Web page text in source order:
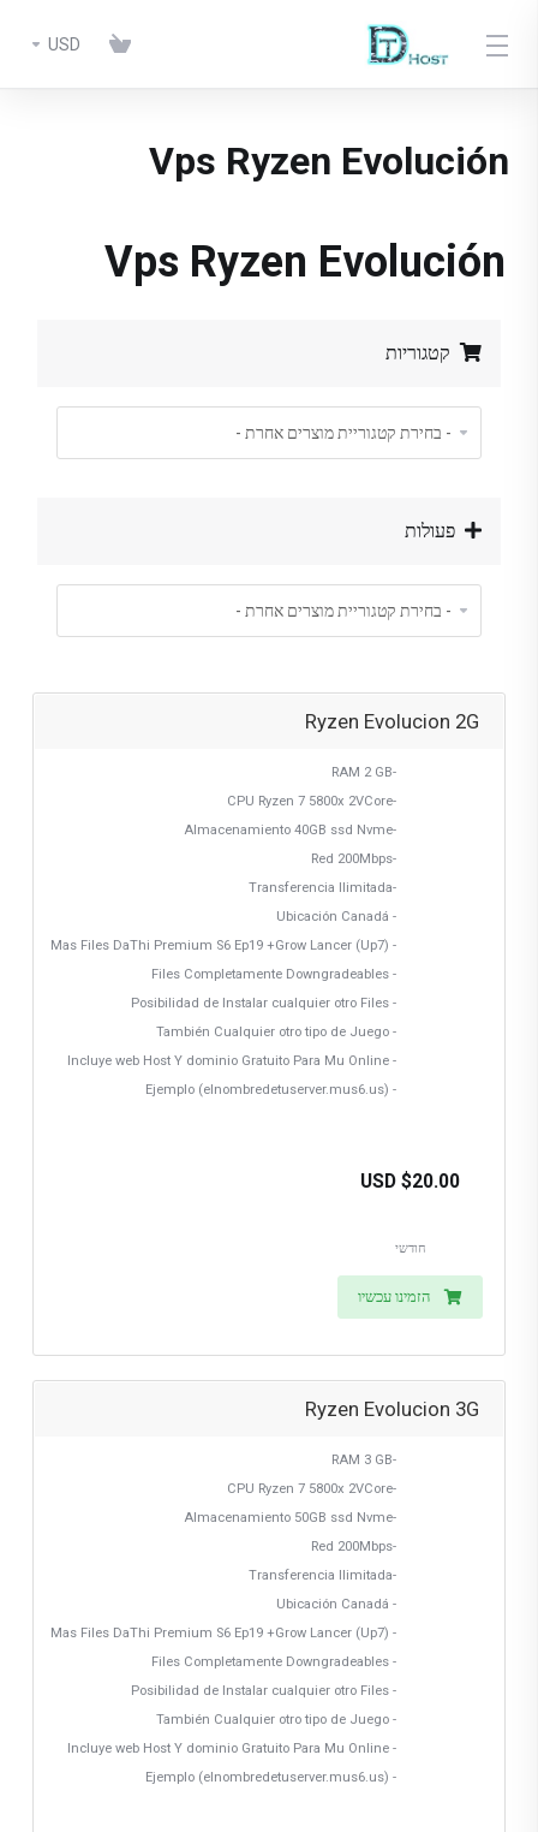
USD
Vps Ryzen Evolución
Vps Ryzen Evolución
קטגוריות
פעולות
Ryzen Evolucion 2G
-RAM 2 GB
-CPU Ryzen 7 5800x 2VCore
-Almacenamiento 40GB ssd Nvme
-Red 200Mbps
-Transferencia Ilimitada
- Ubicación Canadá
- Mas Files DaThi Premium S6 Ep19 +Grow Lancer (Up7)
- Files Completamente Downgradeables
- Posibilidad de Instalar cualquier otro Files
- También Cualquier otro tipo de Juego
- Incluye web Host Y dominio Gratuito Para Mu Online
- Ejemplo (elnombredetuserver.mus6.us)
$20.00 USD
חודשי
הזמינו עכשיו
Ryzen Evolucion 3G
-RAM 3 GB
-CPU Ryzen 7 5800x 2VCore
-Almacenamiento 50GB ssd Nvme
-Red 200Mbps
-Transferencia Ilimitada
- Ubicación Canadá
- Mas Files DaThi Premium S6 Ep19 +Grow Lancer (Up7)
- Files Completamente Downgradeables
- Posibilidad de Instalar cualquier otro Files
- También Cualquier otro tipo de Juego
- Incluye web Host Y dominio Gratuito Para Mu Online
- Ejemplo (elnombredetuserver.mus6.us)